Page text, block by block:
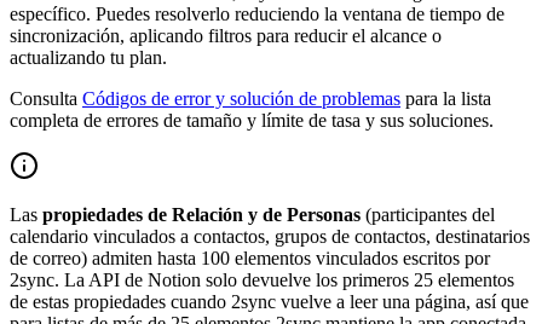
específico. Puedes resolverlo reduciendo la ventana de tiempo de
sincronización, aplicando filtros para reducir el alcance o
actualizando tu plan.
Consulta Códigos de error y solución de problemas para la lista
completa de errores de tamaño y límite de tasa y sus soluciones.
Las propiedades de Relación y de Personas (participantes del
calendario vinculados a contactos, grupos de contactos, destinatarios
de correo) admiten hasta 100 elementos vinculados escritos por
2sync. La API de Notion solo devuelve los primeros 25 elementos
de estas propiedades cuando 2sync vuelve a leer una página, así que